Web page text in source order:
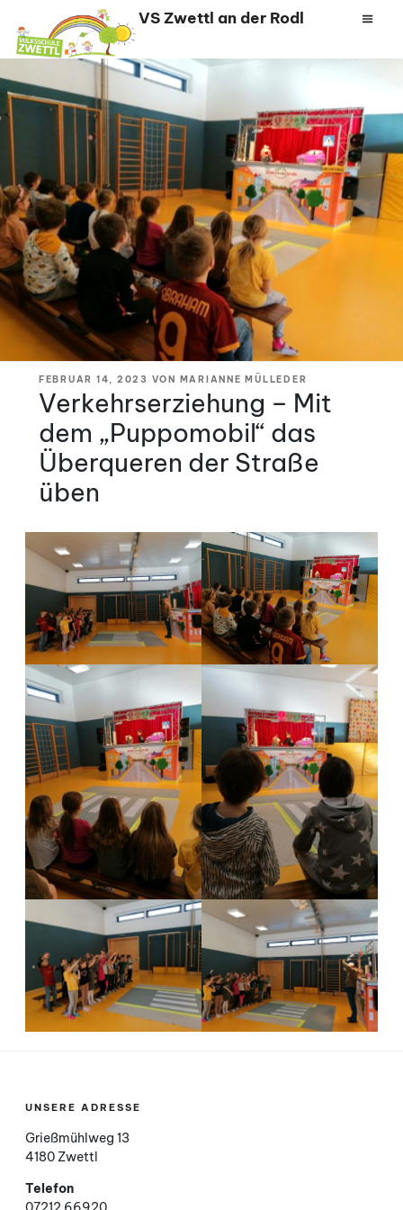
Inhalt
springen
VS Zwettl an der Rodl
VERÖFFENTLICHT
FEBRUAR 14, 2023 VON MARIANNE MÜLLEDER
Verkehrserziehung – Mit
dem „Puppomobil“ das
Überqueren der Straße
üben
UNSERE ADRESSE
Grießmühlweg 13
4180 Zwettl
Telefon